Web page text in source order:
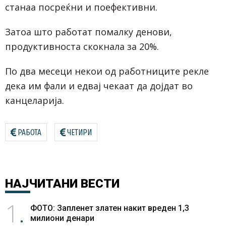
станаа посреќни и поефективни.
Затоа што работат помалку денови,
продуктивноста скокнала за 20%.
По два месеци некои од работниците рекле
дека им фали и едвај чекаат да дојдат во
канцеларија.
РАБОТА ЧЕТИРИ
НАЈЧИТАНИ ВЕСТИ
1
ФОТО: Запленет златен накит вреден 1,3
милиони денари